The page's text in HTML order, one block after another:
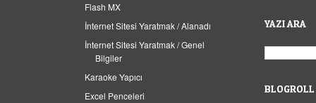
Flash MX
İnternet Sitesi Yaratmak / Alanadı
İnternet Sitesi Yaratmak / Genel
Bilgiler
Karaoke Yapıcı
Excel Penceleri
YAZI ARA
BLOGROLL